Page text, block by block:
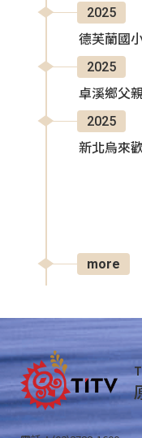
2025
德芙蘭國
2025
卓溪鄉父
2025
新北烏來
more